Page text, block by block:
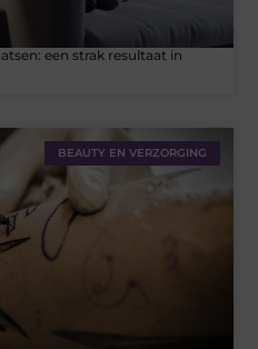
een strak resultaat in
BEAUTY EN VERZORGING